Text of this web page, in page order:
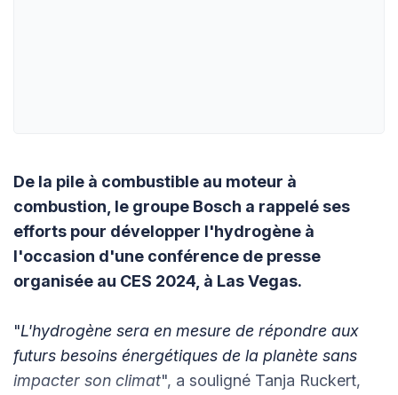
De la pile à combustible au moteur à
combustion, le groupe Bosch a rappelé ses
efforts pour développer l'hydrogène à
l'occasion d'une conférence de presse
organisée au CES 2024, à Las Vegas.
"L'hydrogène sera en mesure de répondre aux
futurs besoins énergétiques de la planète sans
impacter son climat", a souligné Tanja Ruckert,